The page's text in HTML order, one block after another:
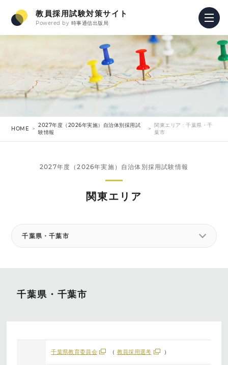
教員採用試験対策サイト
Powered by 時事通信出版局
HOME
2027年度（2026年実施）自治体別採用試
験情報
関東エリア : 千葉県・千
葉市
2027年度（2026年実施）自治体別採用試験情報
関東エリア
千葉県・千葉市
千葉県・千葉市
千葉県教育委員会 （ 教員採用選考 ）